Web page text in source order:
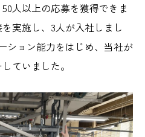
人以上の応募を獲得できま
実施し、3人が入社しまし
ション能力をはじめ、当社が
ていました。